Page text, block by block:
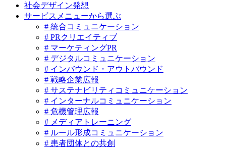
社会デザイン発想
サービスメニューから選ぶ
# 統合コミュニケーション
# PRクリエイティブ
# マーケティングPR
# デジタルコミュニケーション
# インバウンド・アウトバウンド
# 戦略企業広報
# サステナビリティコミュニケーション
# インターナルコミュニケーション
# 危機管理広報
# メディアトレーニング
# ルール形成コミュニケーション
# 患者団体との共創